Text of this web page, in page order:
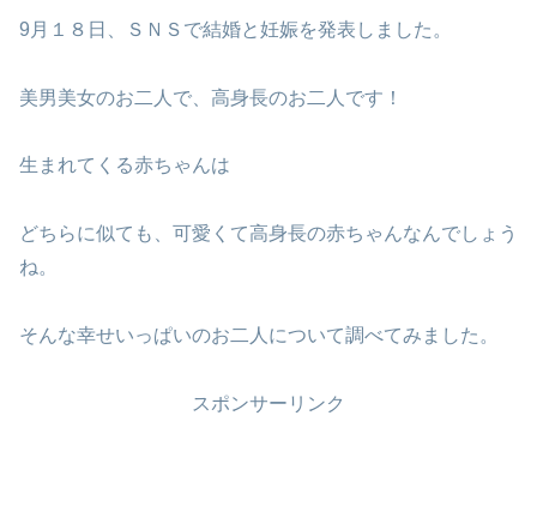
9月１８日、ＳＮＳで結婚と妊娠を発表しました。
美男美女のお二人で、高身長のお二人です！
生まれてくる赤ちゃんは
どちらに似ても、可愛くて高身長の赤ちゃんなんでしょう
ね。
そんな幸せいっぱいのお二人について調べてみました。
スポンサーリンク